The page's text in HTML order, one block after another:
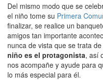
Del mismo modo que se
el niño tome su Primera
finalizar, se realice un
amigos tan importante
nunca de vista que se trata de
niño es el protagonista, así
nos acompañe y ayude para
lo más especial para él.